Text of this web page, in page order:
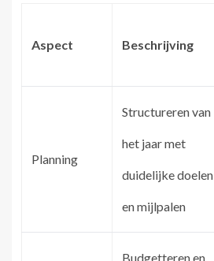
Aspect Beschrijving
Planning
Structureren van
het jaar met
duidelijke doelen
en mijlpalen
Budgetteren en